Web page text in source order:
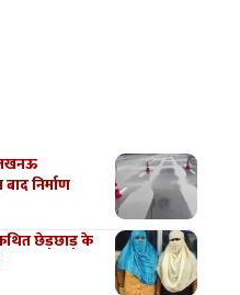
निर्माण
छेड़छाड़ के